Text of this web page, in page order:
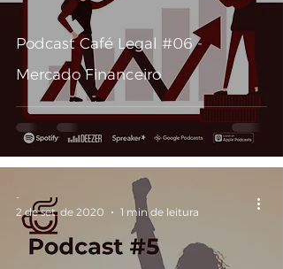
Podcast Café Legal #06 -
Mercado Financeiro
-
2 de set. de 2020
1 min de leitura